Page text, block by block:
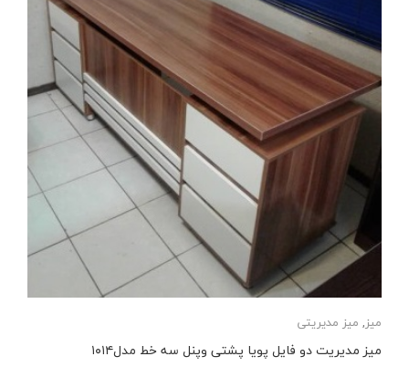
میز, میز مدیریتی
میز مدیریت دو فایل پویا پشتی وپنل سه خط مدل۱۰۱۴